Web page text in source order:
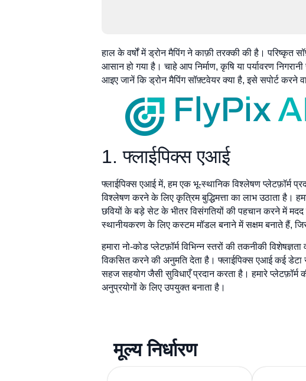
हाल के वर्षों में ड्रोन मैपिंग ने काफ़ी तरक्की की है।
आसान हो गया है। चाहे आप निर्माण, कृषि या पर्यावरण
आइए जानें कि ड्रोन मैपिंग सॉफ़्टवेयर क्या है, इसे सपोर्ट
1. फ्लाईपिक्स एआई
फ्लाईपिक्स एआई में, हम एक भू-स्थानिक विश्लेषण प्लेटफ़ॉर्म
विश्लेषण करने के लिए कृत्रिम बुद्धिमत्ता का लाभ उठाता है।
छवियों के बड़े सेट के भीतर विसंगतियों की पहचान करने में
स्थानीयकरण के लिए कस्टम मॉडल बनाने में सक्षम बनाते हैं,
हमारा नो-कोड प्लेटफ़ॉर्म विभिन्न स्तरों की तकनीकी
विकसित करने की अनुमति देता है। फ्लाईपिक्स एआई कई
सहज सहयोग जैसी सुविधाएँ प्रदान करता है। हमारे
अनुप्रयोगों के लिए उपयुक्त बनाता है।
मूल्य निर्धारण